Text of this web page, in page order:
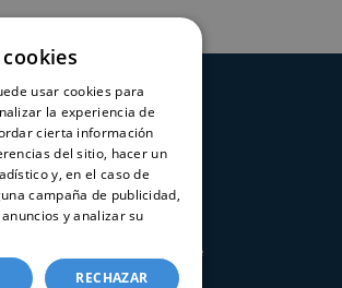
SERVICIOS
Registros Civiles España
Nuestro servicio
Contacte con nosotros
Consultar estado de un trámite
usar cookies para
la experiencia de
cierta información
del sitio, hacer un
y, en el caso de
campaña de publicidad,
y analizar su
RECHAZAR